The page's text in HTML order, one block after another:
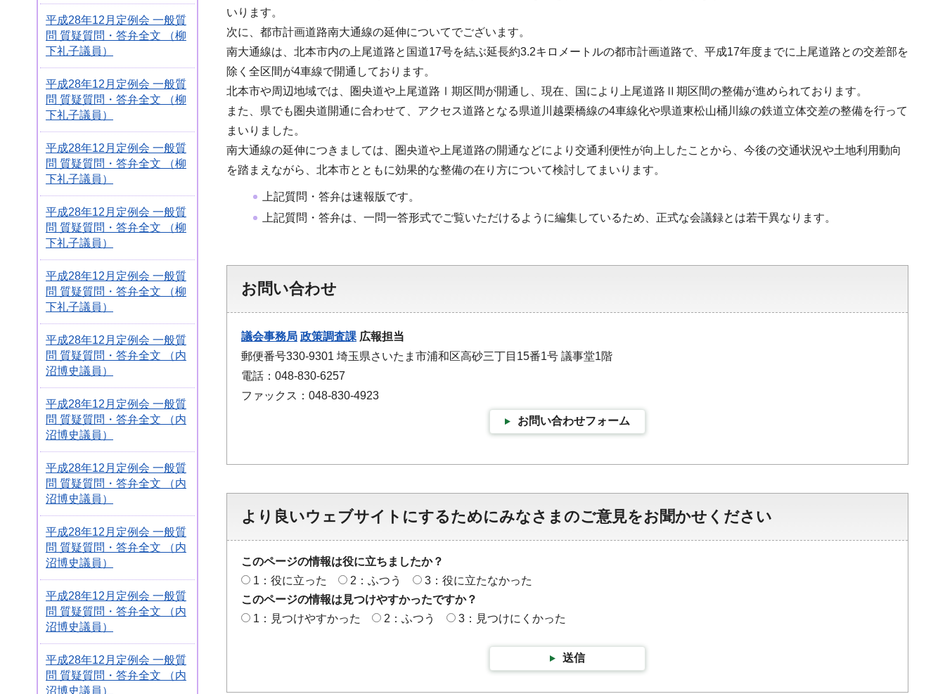
平成28年12月定例会 一般質
問 質疑質問・答弁全文 （柳
下礼子議員）
平成28年12月定例会 一般質
問 質疑質問・答弁全文 （柳
下礼子議員）
平成28年12月定例会 一般質
問 質疑質問・答弁全文 （柳
下礼子議員）
平成28年12月定例会 一般質
問 質疑質問・答弁全文 （柳
下礼子議員）
平成28年12月定例会 一般質
問 質疑質問・答弁全文 （柳
下礼子議員）
平成28年12月定例会 一般質
問 質疑質問・答弁全文 （内
沼博史議員）
平成28年12月定例会 一般質
問 質疑質問・答弁全文 （内
沼博史議員）
平成28年12月定例会 一般質
問 質疑質問・答弁全文 （内
沼博史議員）
平成28年12月定例会 一般質
問 質疑質問・答弁全文 （内
沼博史議員）
平成28年12月定例会 一般質
問 質疑質問・答弁全文 （内
沼博史議員）
平成28年12月定例会 一般質
問 質疑質問・答弁全文 （内
沼博史議員）
いります。
次に、都市計画道路南大通線の延伸についてでございます。
南大通線は、北本市内の上尾道路と国道17号を結ぶ延長約3.2キロメートルの都市計画道路で、平成17年度までに上尾道路との交差部を
除く全区間が4車線で開通しております。
北本市や周辺地域では、圏央道や上尾道路Ⅰ期区間が開通し、現在、国により上尾道路Ⅱ期区間の整備が進められております。
また、県でも圏央道開通に合わせて、アクセス道路となる県道川越栗橋線の4車線化や県道東松山桶川線の鉄道立体交差の整備を行って
まいりました。
南大通線の延伸につきましては、圏央道や上尾道路の開通などにより交通利便性が向上したことから、今後の交通状況や土地利用動向
を踏まえながら、北本市とともに効果的な整備の在り方について検討してまいります。
上記質問・答弁は速報版です。
上記質問・答弁は、一問一答形式でご覧いただけるように編集しているため、正式な会議録とは若干異なります。
お問い合わせ
議会事務局 政策調査課 広報担当
郵便番号330-9301 埼玉県さいたま市浦和区高砂三丁目15番1号 議事堂1階
電話：048-830-6257
ファックス：048-830-4923
お問い合わせフォーム
より良いウェブサイトにするためにみなさまのご意見をお聞かせください
このページの情報は役に立ちましたか？
1：役に立った
2：ふつう
3：役に立たなかった
このページの情報は見つけやすかったですか？
1：見つけやすかった
2：ふつう 3：見つけにくかった
送信